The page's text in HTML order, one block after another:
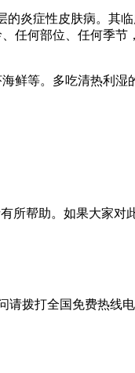
炎症性皮肤病。其
任何部位、任何季节
鲜等。多吃清热利
所帮助。如果大家
请拨打全国免费热线电